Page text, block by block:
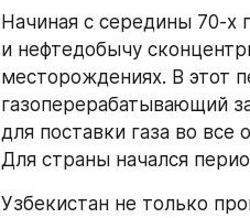
Начиная с середины 70-х
и нефтедобычу
месторождениях. В этот
газоперерабатывающий
для поставки газа во все
Для страны начался
Узбекистан не только